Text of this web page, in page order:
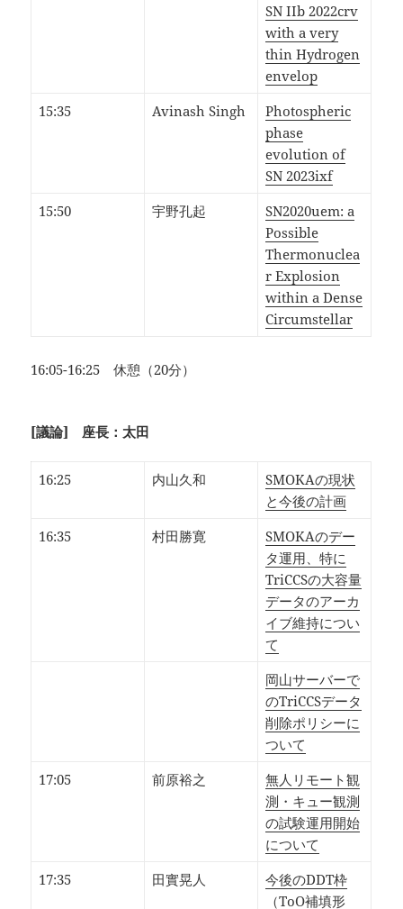
SN IIb 2022crv
with a very
thin Hydrogen
envelop
15:35
Avinash Singh
Photospheric
phase
evolution of
SN 2023ixf
15:50
宇野孔起
SN2020uem: a
Possible
Thermonuclea
r Explosion
within a Dense
Circumstellar
16:05-16:25 休憩（20分）
[議論] 座長：太田
16:25 内山久和
SMOKAの現状
と今後の計画
16:35
村田勝寛
SMOKAのデー
タ運用、特に
TriCCSの大容量
データのアーカ
イブ維持につい
て
岡山サーバーで
のTriCCSデータ
削除ポリシーに
ついて
17:05
前原裕之
無人リモート観
測・キュー観測
の試験運用開始
について
17:35
田實晃人
今後のDDT枠
（ToO補填形